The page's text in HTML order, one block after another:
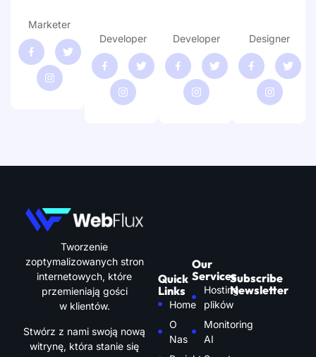
Marketer
Developer Developer Designer
Tworzenie
zoptymalizowanych stron
internetowych, które
przemieniają gości
w klientów.
Stwórz z nami swoją nową
witrynę, która stanie się
Quick
Links
Home
O
Nas
Our
Services
Hosting
plików
Monitoring
AI
Subscribe
Newsletter